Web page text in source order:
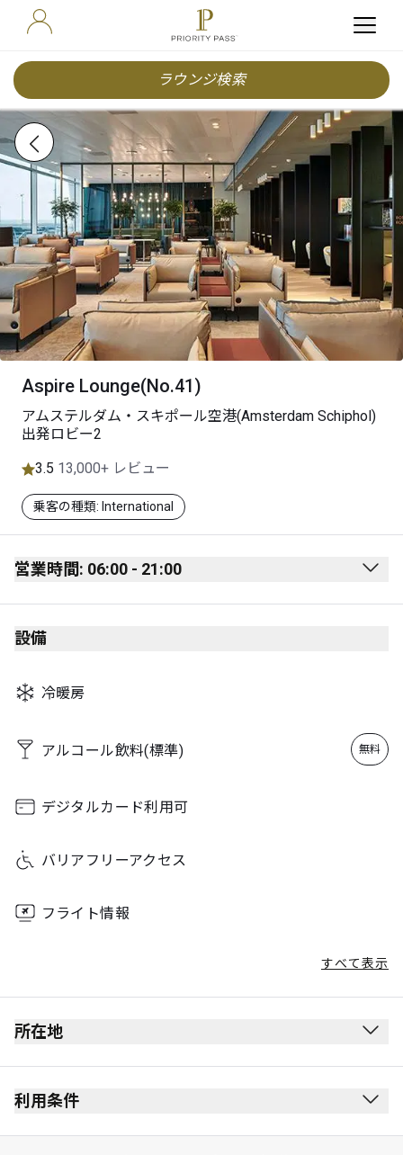
ラウンジ検索
Aspire Lounge(No.41)
アムステルダム・スキポール空港(Amsterdam Schiphol)
出発ロビー2
3.5 13,000+ レビュー
乗客の種類: International
営業時間: 06:00 - 21:00
Monday 06:00 - 21:00
Tuesday
Thursday
Friday 06:00 - 21:00
Sunday
設備
冷暖房
アルコール飲料(標準) 無料
デジタルカード利用可
バリアフリーアクセス
フライト情報
すべて表示
所在地
利用条件